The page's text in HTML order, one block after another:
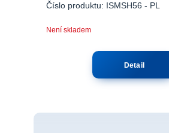
Číslo produktu: ISMSH56 - PL
Není skladem
Detail